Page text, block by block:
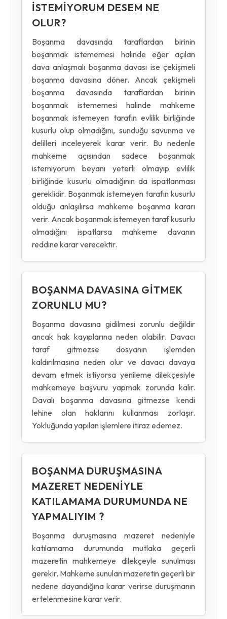
ISTEMIYORUM DESEM NE
OLUR?
Boşanma davasında taraflardan birinin
boşanmak istememesi halinde eğer açılan
dava anlaşmalı boşanma davası ise çekişmeli
boşanma davasına döner. Ancak çekişmeli
boşanma davasında taraflardan birinin
boşanmak istememesi halinde mahkeme
boşanmak istemeyen tarafın evlilik birliğinde
kusurlu olup olmadığını, sunduğu savunma ve
delilleri inceleyerek karar verir. Bu nedenle
mahkeme açısından sadece boşanmak
istemiyorum beyanı yeterli olmayıp evlilik
birliğinde kusurlu olmadığının da ispatlanması
gereklidir. Boşanmak istemeyen tarafın kusurlu
olduğu anlaşılırsa mahkeme boşanma kararı
verir. Ancak boşanmak istemeyen taraf kusurlu
olmadığını ispatlarsa mahkeme davanın
reddine karar verecektir.
BOŞANMA DAVASINA GITMEK
ZORUNLU MU?
Boşanma davasına gidilmesi zorunlu değildir
ancak hak kayıplarına neden olabilir. Davacı
taraf gitmezse dosyanın işlemden
kaldırılmasına neden olur ve davacı davaya
devam etmek istiyorsa yenileme dilekçesiyle
mahkemeye başvuru yapmak zorunda kalır.
Davalı boşanma davasına gitmezse kendi
lehine olan haklarını kullanması zorlaşır.
Yokluğunda yapılan işlemlere itiraz edemez.
BOŞANMA DURUŞMASINA
MAZERET NEDENIYLE
KATILAMAMA DURUMUNDA NE
YAPMALIYIM ?
Boşanma duruşmasına mazeret nedeniyle
katılamama durumunda mutlaka geçerli
mazeretin mahkemeye dilekçeyle sunulması
gerekir. Mahkeme sunulan mazeretin geçerli bir
nedene dayandığına karar verirse duruşmanın
ertelenmesine karar verir.